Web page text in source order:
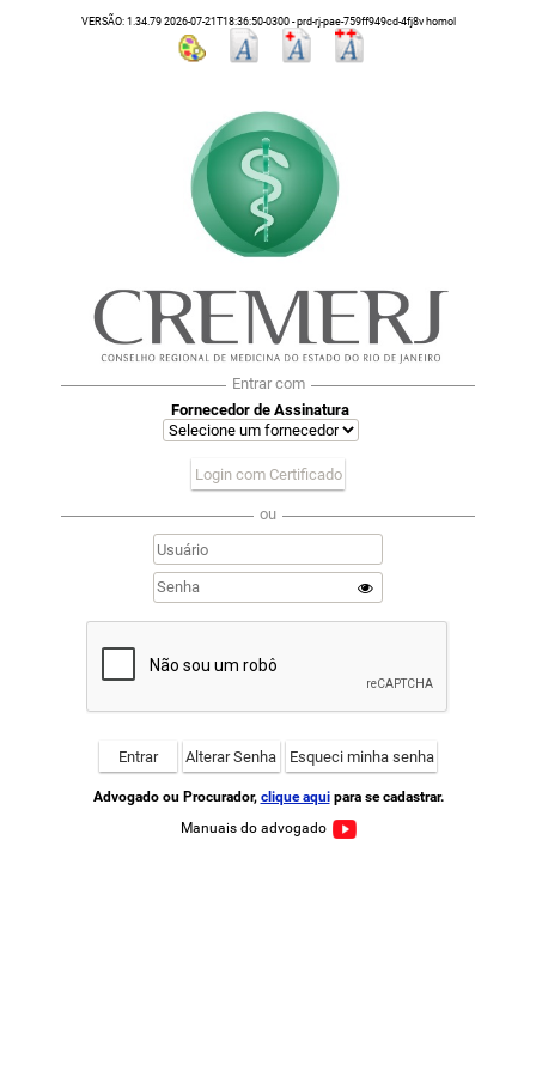
VERSÃO: 1.34.79 2026-07-21T18:36:50-0300 - prd-rj-pae-759ff949cd-4fj8v homol
Entrar com
Fornecedor de Assinatura
Login com Certificado
ou
Advogado ou Procurador, clique aquipara se cadastrar.
Manuais do advogado